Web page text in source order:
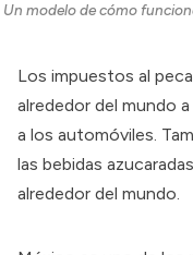
Un modelo de cómo
Los impuestos al
alrededor del mundo
a los automóviles.
las bebidas
alrededor del mundo